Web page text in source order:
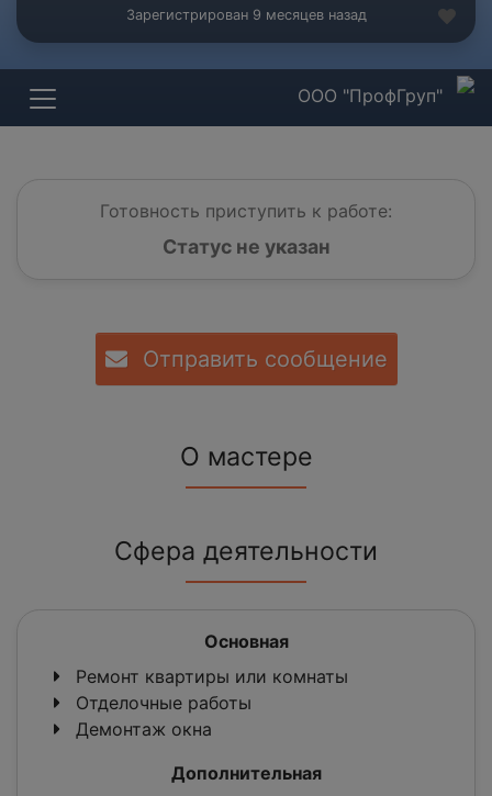
Зарегистрирован 9 месяцев назад
ООО "ПрофГруп"
Готовность приступить к работе:
Статус не указан
Отправить сообщение
О мастере
Сфера деятельности
Основная
Ремонт квартиры или комнаты
Отделочные работы
Демонтаж окна
Дополнительная